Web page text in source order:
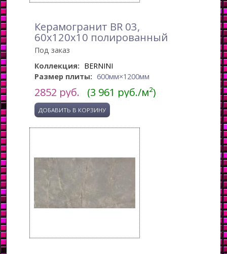
Керамогранит BR 03,
60x120x10 полированный
Под заказ
Коллекция: BERNINI
Размер плиты: 600мм×1200мм
2852 руб. (3 961 руб./м²)